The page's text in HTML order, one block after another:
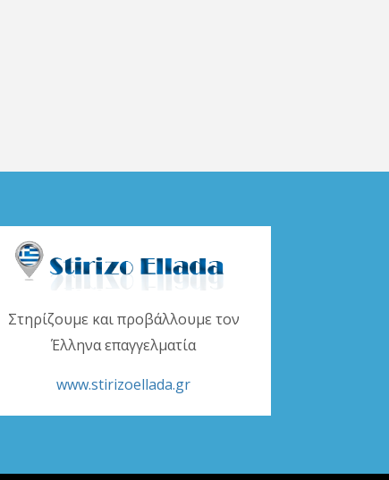
Στηρίζουμε και προβάλλουμε τον
Έλληνα επαγγελματία
www.stirizoellada.gr